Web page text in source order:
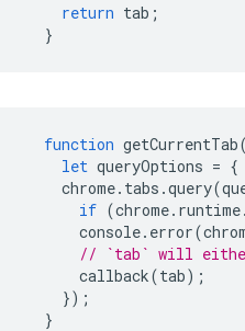
return tab ;
}
function getCurrentTab(
let queryOptions = {
chrome. tabs .query(
if (chrome. runtime.
console. error(
// `tab` will either
callback(tab);
});
}